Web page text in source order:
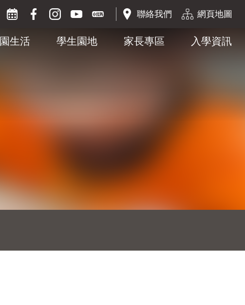
聯絡我們 網頁地圖
生活 學生園地 家長專區 入學資訊